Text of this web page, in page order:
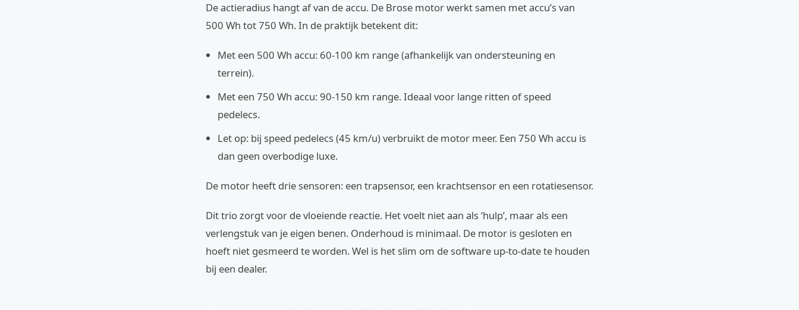
De actieradius hangt af van de accu. De Brose motor werkt samen met accu’s van
500 Wh tot 750 Wh. In de praktijk betekent dit:
Met een 500 Wh accu: 60-100 km range (afhankelijk van ondersteuning en
terrein).
Met een 750 Wh accu: 90-150 km range. Ideaal voor lange ritten of speed
pedelecs.
Let op: bij speed pedelecs (45 km/u) verbruikt de motor meer. Een 750 Wh accu is
dan geen overbodige luxe.
De motor heeft drie sensoren: een trapsensor, een krachtsensor en een rotatiesensor.
Dit trio zorgt voor de vloeiende reactie. Het voelt niet aan als ‘hulp’, maar als een
verlengstuk van je eigen benen. Onderhoud is minimaal. De motor is gesloten en
hoeft niet gesmeerd te worden. Wel is het slim om de software up-to-date te houden
bij een dealer.